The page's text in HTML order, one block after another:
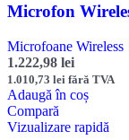
Microfon
Microfoane Wireless
1.222,98 lei
1.010,73 lei fără TVA
Adaugă în coș
Compară
Vizualizare rapidă